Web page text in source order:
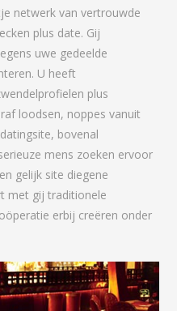
netwerk van vertrouwde
plus date. Gij
uwe gedeelde
U heeft
plus
loodsen, noppes vanuit
bovenal
mens zoeken ervoor
gelijk site diegene
met gij traditionele
erbij creëren onder